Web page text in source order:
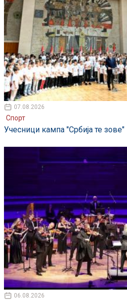
07.08.2026
Спорт
Учесници кампа "Србија те
06.08.2026